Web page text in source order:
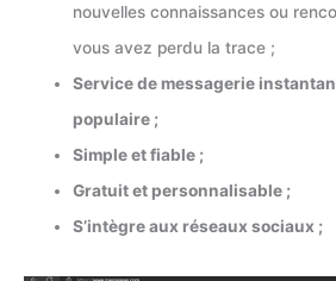
nouvelles connaissances ou
vous avez perdu la trace ;
Service de messagerie
populaire ;
Simple et fiable ;
Gratuit et personnalisable ;
S’intègre aux réseaux sociaux ;